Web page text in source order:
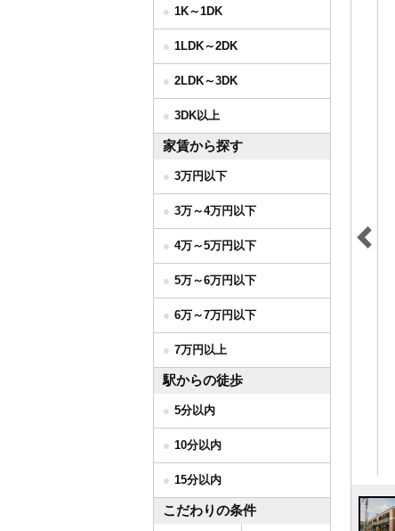
1K～1DK
1LDK～2DK
2LDK～3DK
3DK以上
家賃から探す
3万円以下
3万～4万円以下
4万～5万円以下
5万～6万円以下
6万～7万円以下
7万円以上
駅からの徒歩
5分以内
10分以内
15分以内
こだわりの条件